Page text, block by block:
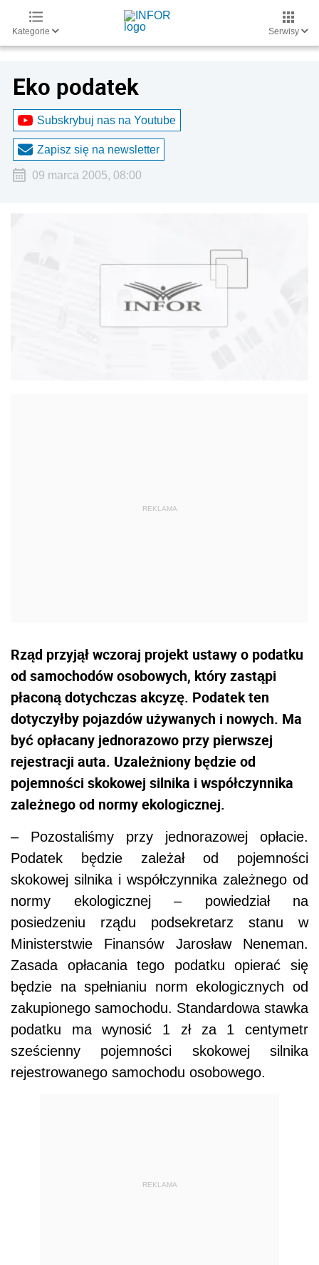
Kategorie Serwisy
Eko podatek
Subskrybuj nas na Youtube
Zapisz się na newsletter
09 marca 2005, 08:00
Rząd przyjął wczoraj projekt ustawy o podatku
od samochodów osobowych, który zastąpi
płaconą dotychczas akcyzę. Podatek ten
dotyczyłby pojazdów używanych i nowych. Ma
być opłacany jednorazowo przy pierwszej
rejestracji auta. Uzależniony będzie od
pojemności skokowej silnika i współczynnika
zależnego od normy ekologicznej.
– Pozostaliśmy przy jednorazowej opłacie.
Podatek będzie zależał od pojemności
skokowej silnika i współczynnika zależnego od
normy ekologicznej – powiedział na
posiedzeniu rządu podsekretarz stanu w
Ministerstwie Finansów Jarosław Neneman.
Zasada opłacania tego podatku opierać się
będzie na spełnianiu norm ekologicznych od
zakupionego samochodu. Standardowa stawka
podatku ma wynosić 1 zł za 1 centymetr
sześcienny pojemności skokowej silnika
rejestrowanego samochodu osobowego.
REKLAMA